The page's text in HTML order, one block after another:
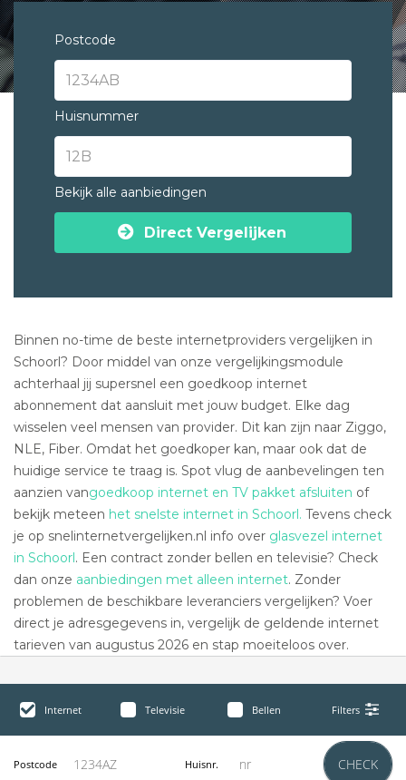
Postcode
Huisnummer
Bekijk alle aanbiedingen
Direct Vergelijken
Binnen no-time de beste internetproviders vergelijken in
Schoorl? Door middel van onze vergelijkingsmodule
achterhaal jij supersnel een goedkoop internet
abonnement dat aansluit met jouw budget. Elke dag
wisselen veel mensen van provider. Dit kan zijn naar Ziggo,
NLE, Fiber. Omdat het goedkoper kan, maar ook dat de
huidige service te traag is. Spot vlug de aanbevelingen ten
aanzien vangoedkoop internet en TV pakket afsluiten of
bekijk meteen het snelste internet in Schoorl. Tevens check
je op snelinternetvergelijken.nl info over glasvezel internet
in Schoorl. Een contract zonder bellen en televisie? Check
dan onze aanbiedingen met alleen internet. Zonder
problemen de beschikbare leveranciers vergelijken? Voer
direct je adresgegevens in, vergelijk de geldende internet
tarieven van augustus 2026 en stap moeiteloos over.
Internet Televisie Bellen Filters
Postcode Huisnr. CHECK